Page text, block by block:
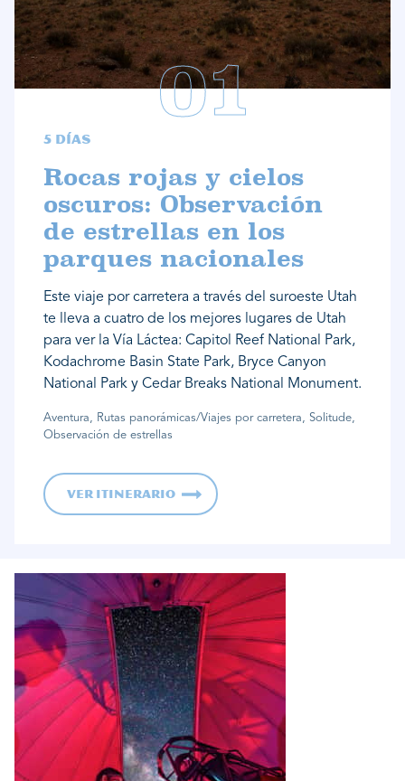
5 días
Rocas rojas y cielos
oscuros: Observación
de estrellas en los
parques nacionales
Este viaje por carretera a través del suroeste Utah
te lleva a cuatro de los mejores lugares de Utah
para ver la Vía Láctea: Capitol Reef National Park,
Kodachrome Basin State Park, Bryce Canyon
National Park y Cedar Breaks National Monument.
Aventura, Rutas panorámicas/Viajes por carretera, Solitude,
Observación de estrellas
Ver itinerario